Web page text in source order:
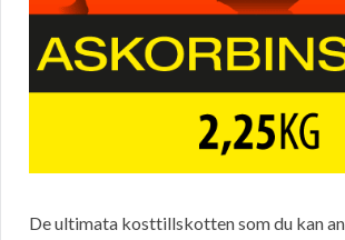
De ultimata kosttillskotten som du kan